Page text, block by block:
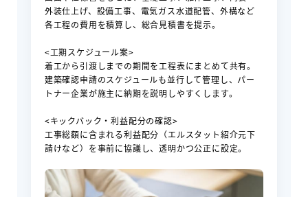
外装仕上げ、設備工事、電気ガス水道配管、外構など
各工程の費用を積算し、総合見積書を提示。
<工期スケジュール案>
着工から引渡しまでの期間を工程表にまとめて共有。
建築確認申請のスケジュールも並行して管理し、パー
トナー企業が施主に納期を説明しやすくします。
<キックバック・利益配分の確認>
工事総額に含まれる利益配分（エルスタット紹介元下
請けなど）を事前に協議し、透明かつ公正に設定。